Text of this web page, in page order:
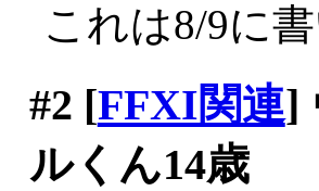
これは8/9に
#2 [FFXI関連]
ルくん14歳